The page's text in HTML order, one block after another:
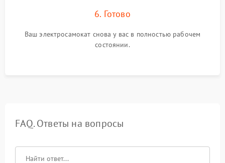
6. Готово
Ваш электросамокат снова у вас в полностью рабочем
состоянии.
FAQ. Ответы на вопросы